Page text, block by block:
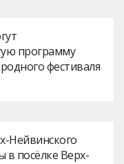
программу
фестиваля
Нейвинского
в посёлке Верх-